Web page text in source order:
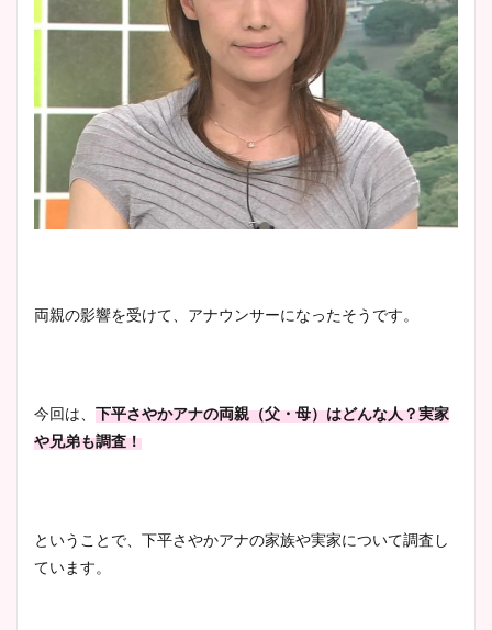
両親の影響を受けて、アナウンサーになったそうです。
今回は、 下平さやかアナの両親（父・母）はどんな人？実家
や兄弟も調査！
ということで、下平さやかアナの家族や実家について調査し
ています。